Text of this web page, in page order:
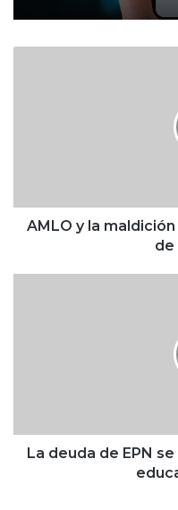
a
AMLO y la
de
e
La deuda de EPN